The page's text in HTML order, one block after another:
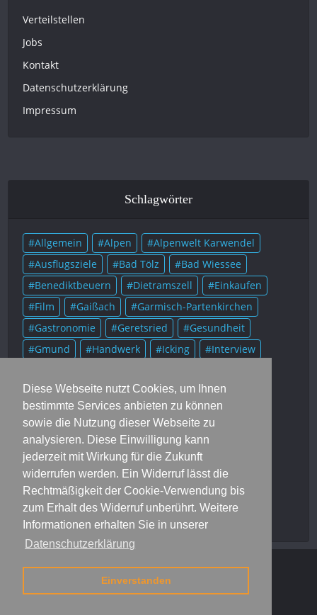
Diese Webseite nutzt Cookies, um Ihnen
bestimmte Services anbieten zu können
sowie die Nutzung dieser Webseite zu
analysieren. Diese Einwilligung kann
jederzeit mit Wirkung für die Zukunft
widerrufen werden. Ein Widerruf lässt die
Rechtmäßigkeit der Cookie-Verwendung bis
zum Erhalt des Widerruf unberührt. Weitere
Informationen erhalten Sie in unserer
Datenschutzerklärung
Einverstanden
Verteilstellen
Jobs
Kontakt
Datenschutzerklärung
Impressum
Schlagwörter
Allgemein Alpen
Alpenwelt Karwendel
Ausflugsziele
Bad Tölz
Bad Wiessee
Benediktbeuern
Dietramszell
Einkaufen
Film
Gaißach
Garmisch-Partenkirchen
Gastronomie
Geretsried
Gesundheit
Gmund
Handwerk Icking
Interview
Mittenwald
Murnau Museum
München
Münsing
Oberammergau
Onlineausgaben
Portrait
Prominente
Rezensionen
Rezepte
Rottach-Egern
Schlehdorf
Soziales Sport
Starnberg
Tegernsee
Trachten
Veranstaltungen
Vereine
Wolfratshausen
Dahoam Jobs Mediadaten Kontakt Impressum